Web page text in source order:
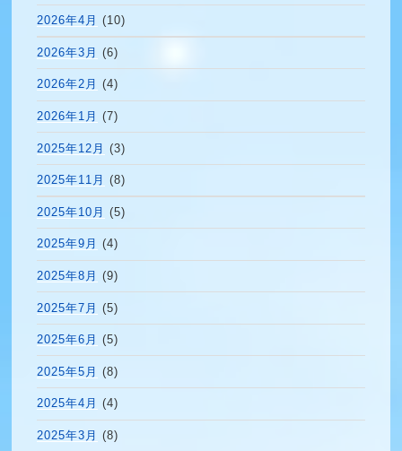
2026年4月 (10)
2026年3月 (6)
2026年2月 (4)
2026年1月 (7)
2025年12月 (3)
2025年11月 (8)
2025年10月 (5)
2025年9月 (4)
2025年8月 (9)
2025年7月 (5)
2025年6月 (5)
2025年5月 (8)
2025年4月 (4)
2025年3月 (8)